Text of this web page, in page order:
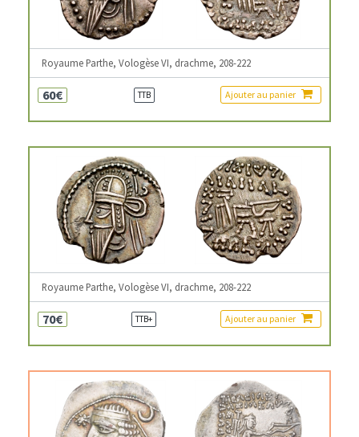
Royaume Parthe, Vologèse VI, drachme, 208-222
60€ TTB Ajouter au panier
Royaume Parthe, Vologèse VI, drachme, 208-222
70€ TTB+ Ajouter au panier